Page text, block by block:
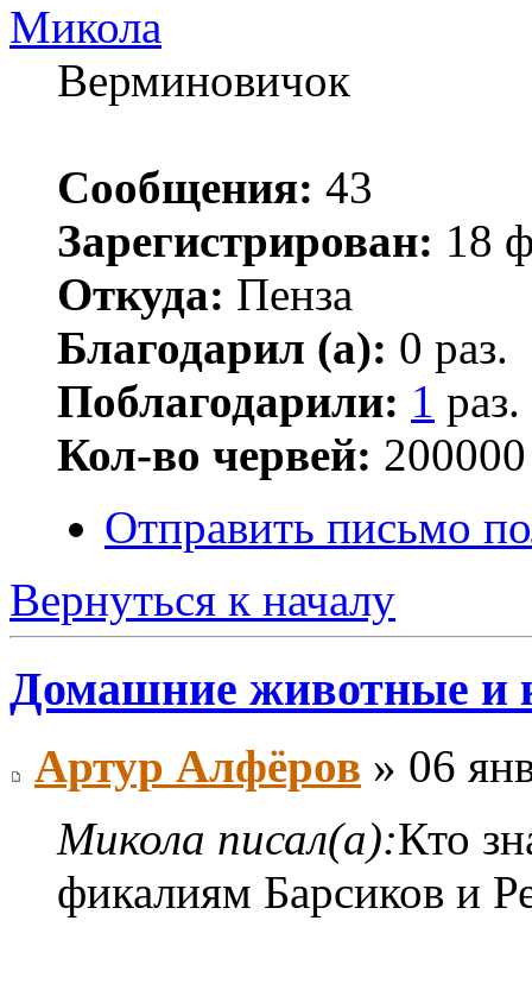
Микола
Верминовичок
Сообщения: 43
Зарегистрирован: 18
Откуда: Пенза
Благодарил (а): 0 раз.
Поблагодарили: 1 раз.
Кол-во червей: 200000
Отправить письмо
Вернуться к началу
Домашние животные и
Артур Алфёров » 06
Микола писал(а):Кто
фикалиям Барсиков и